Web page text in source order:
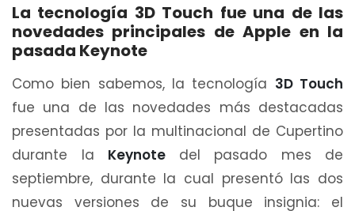
La tecnología 3D Touch fue una de las
novedades principales de Apple en la
pasada Keynote
Como bien sabemos, la tecnología 3D Touch
fue una de las novedades más destacadas
presentadas por la multinacional de Cupertino
durante la Keynote del pasado mes de
septiembre, durante la cual presentó las dos
nuevas versiones de su buque insignia: el